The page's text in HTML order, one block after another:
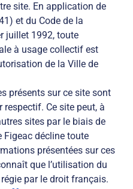
site. En application de
et du Code de la
juillet 1992, toute
à usage collectif est
de la Ville de
présents sur ce site sont
respectif. Ce site peut, à
sites par le biais de
Figeac décline toute
présentées sur ces
que l’utilisation du
par le droit français.